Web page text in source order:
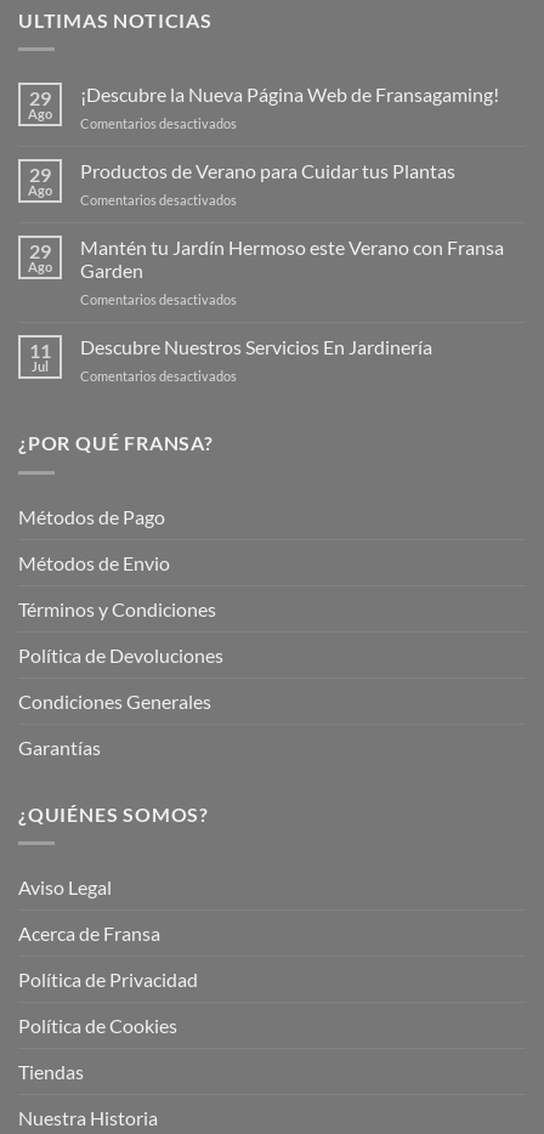
ULTIMAS NOTICIAS
29
Ago
¡Descubre la Nueva Página Web de Fransagaming!
Comentarios desactivados
Nueva
de
29
Ago
Productos de Verano para Cuidar tus Plantas
Comentarios desactivados
de
Plantas
29
Ago
Mantén tu Jardín Hermoso este Verano con Fransa
Garden
Comentarios desactivados
tu
11
Jul
Descubre Nuestros Servicios En Jardinería
Comentarios desactivados
¿POR QUÉ FRANSA?
Métodos de Pago
Métodos de Envio
Términos y Condiciones
Política de Devoluciones
Condiciones Generales
Garantías
¿QUIÉNES SOMOS?
Aviso Legal
Acerca de Fransa
Política de Privacidad
Política de Cookies
Tiendas
Nuestra Historia